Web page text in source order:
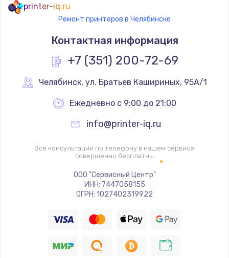
Замена процессора
1290 руб.
Заказать
Замена системы охлаждения
1060 руб.
Заказать
Замена шлейфа матрицы
Заказать
Замена экрана
printer-iq.ru
Ремонт принтеров в Челябинске
Контактная информация
+7 (351) 200-72-69
Челябинск, ул. Братьев Кашириных, 95А/1
Ежедневно с 9:00 до 21:00
info@printer-iq.ru
Все консультации по телефону в нашем сервисе
совершенно бесплатны
ООО "Сервисный Центр"
ИНН: 7447058155
ОГРН: 1027402319922